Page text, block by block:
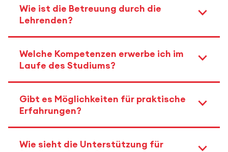
Wie ist die Betreuung durch die
Lehrenden?
Welche Kompetenzen erwerbe ich im
Laufe des Studiums?
Gibt es Möglichkeiten für praktische
Erfahrungen?
Wie sieht die Unterstützung für